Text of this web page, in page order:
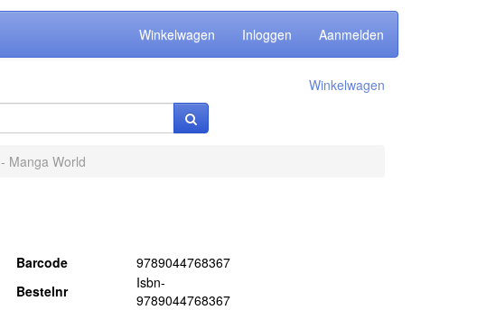
Winkelwagen Inloggen Aanmelden
Winkelwagen
Manga World
Barcode
9789044768367
Bestelnr
Isbn-
9789044768367